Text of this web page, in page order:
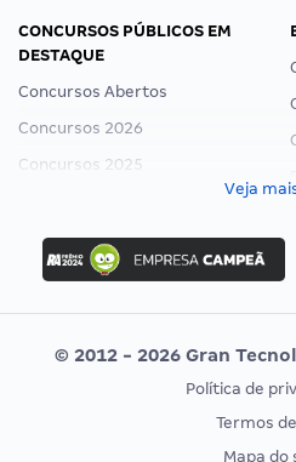
CONCURSOS PÚBLICOS EM
DESTAQUE
Concursos Abertos
Concursos 2026
Concursos 2025
Concurso Ibama
Concurso MPU
Editais publicados
CONCURSOS POR PROFISSÃO
Veja
© 2012 - 2026 Gran
Política de
Termos
Mapa do